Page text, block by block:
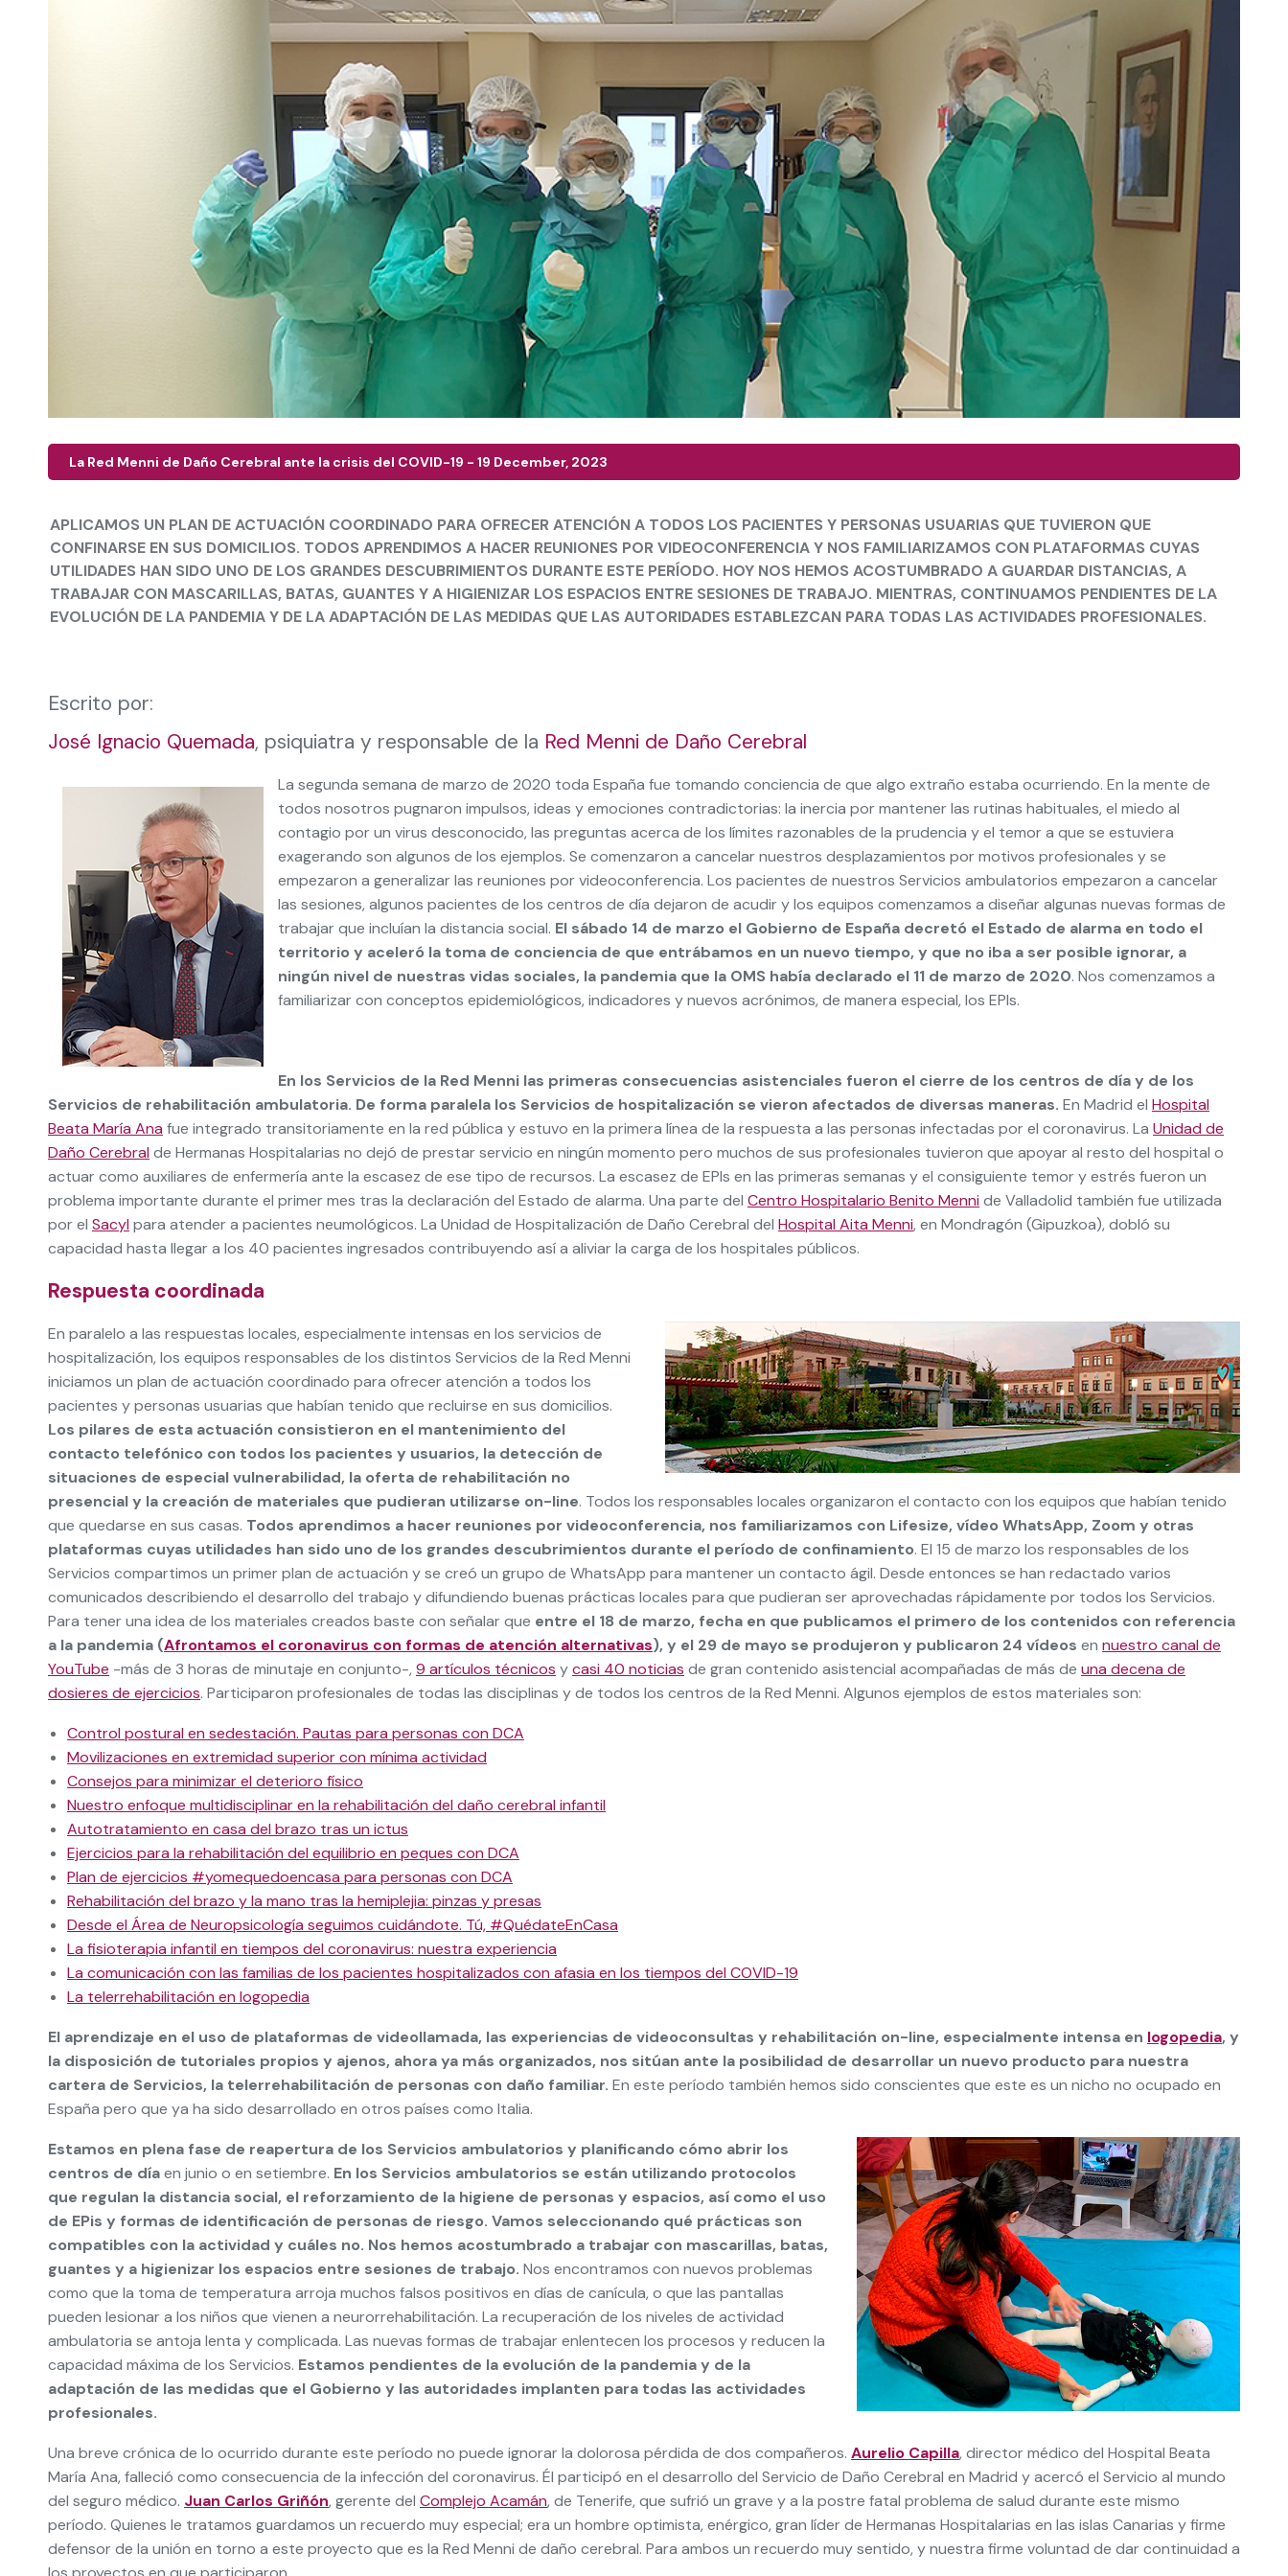
La Red Menni de Daño Cerebral ante la crisis del COVID-19 - 19 December, 2023
APLICAMOS UN PLAN DE ACTUACIÓN COORDINADO PARA OFRECER ATENCIÓN A TODOS LOS PACIENTES Y PERSONAS USUARIAS QUE TUVIERON QUE
CONFINARSE EN SUS DOMICILIOS. TODOS APRENDIMOS A HACER REUNIONES POR VIDEOCONFERENCIA Y NOS FAMILIARIZAMOS CON PLATAFORMAS CUYAS
UTILIDADES HAN SIDO UNO DE LOS GRANDES DESCUBRIMIENTOS DURANTE ESTE PERÍODO. HOY NOS HEMOS ACOSTUMBRADO A GUARDAR DISTANCIAS, A
TRABAJAR CON MASCARILLAS, BATAS, GUANTES Y A HIGIENIZAR LOS ESPACIOS ENTRE SESIONES DE TRABAJO. MIENTRAS, CONTINUAMOS PENDIENTES DE LA
EVOLUCIÓN DE LA PANDEMIA Y DE LA ADAPTACIÓN DE LAS MEDIDAS QUE LAS AUTORIDADES ESTABLEZCAN PARA TODAS LAS ACTIVIDADES PROFESIONALES.
Escrito por:
José Ignacio Quemada, psiquiatra y responsable de la Red Menni de Daño Cerebral
La segunda semana de marzo de 2020 toda España fue tomando conciencia de que algo extraño estaba ocurriendo. En la mente de
todos nosotros pugnaron impulsos, ideas y emociones contradictorias: la inercia por mantener las rutinas habituales, el miedo al
contagio por un virus desconocido, las preguntas acerca de los límites razonables de la prudencia y el temor a que se estuviera
exagerando son algunos de los ejemplos. Se comenzaron a cancelar nuestros desplazamientos por motivos profesionales y se
empezaron a generalizar las reuniones por videoconferencia. Los pacientes de nuestros Servicios ambulatorios empezaron a cancelar
las sesiones, algunos pacientes de los centros de día dejaron de acudir y los equipos comenzamos a diseñar algunas nuevas formas de
trabajar que incluían la distancia social. El sábado 14 de marzo el Gobierno de España decretó el Estado de alarma en todo el
territorio y aceleró la toma de conciencia de que entrábamos en un nuevo tiempo, y que no iba a ser posible ignorar, a
ningún nivel de nuestras vidas sociales, la pandemia que la OMS había declarado el 11 de marzo de 2020. Nos comenzamos a
familiarizar con conceptos epidemiológicos, indicadores y nuevos acrónimos, de manera especial, los EPIs.
En los Servicios de la Red Menni las primeras consecuencias asistenciales fueron el cierre de los centros de día y de los
Servicios de rehabilitación ambulatoria. De forma paralela los Servicios de hospitalización se vieron afectados de diversas maneras. En Madrid el Hospital
Beata María Ana fue integrado transitoriamente en la red pública y estuvo en la primera línea de la respuesta a las personas infectadas por el coronavirus. La Unidad de
Daño Cerebral de Hermanas Hospitalarias no dejó de prestar servicio en ningún momento pero muchos de sus profesionales tuvieron que apoyar al resto del hospital o
actuar como auxiliares de enfermería ante la escasez de ese tipo de recursos. La escasez de EPIs en las primeras semanas y el consiguiente temor y estrés fueron un
problema importante durante el primer mes tras la declaración del Estado de alarma. Una parte del Centro Hospitalario Benito Menni de Valladolid también fue utilizada
por el Sacyl para atender a pacientes neumológicos. La Unidad de Hospitalización de Daño Cerebral del Hospital Aita Menni, en Mondragón (Gipuzkoa), dobló su
capacidad hasta llegar a los 40 pacientes ingresados contribuyendo así a aliviar la carga de los hospitales públicos.
Respuesta coordinada
En paralelo a las respuestas locales, especialmente intensas en los servicios de
hospitalización, los equipos responsables de los distintos Servicios de la Red Menni
iniciamos un plan de actuación coordinado para ofrecer atención a todos los
pacientes y personas usuarias que habían tenido que recluirse en sus domicilios.
Los pilares de esta actuación consistieron en el mantenimiento del
contacto telefónico con todos los pacientes y usuarios, la detección de
situaciones de especial vulnerabilidad, la oferta de rehabilitación no
presencial y la creación de materiales que pudieran utilizarse on-line. Todos los responsables locales organizaron el contacto con los equipos que habían tenido
que quedarse en sus casas. Todos aprendimos a hacer reuniones por videoconferencia, nos familiarizamos con Lifesize, vídeo WhatsApp, Zoom y otras
plataformas cuyas utilidades han sido uno de los grandes descubrimientos durante el período de confinamiento. El 15 de marzo los responsables de los
Servicios compartimos un primer plan de actuación y se creó un grupo de WhatsApp para mantener un contacto ágil. Desde entonces se han redactado varios
comunicados describiendo el desarrollo del trabajo y difundiendo buenas prácticas locales para que pudieran ser aprovechadas rápidamente por todos los Servicios.
Para tener una idea de los materiales creados baste con señalar que entre el 18 de marzo, fecha en que publicamos el primero de los contenidos con referencia
a la pandemia (Afrontamos el coronavirus con formas de atención alternativas), y el 29 de mayo se produjeron y publicaron 24 vídeos en nuestro canal de
YouTube -más de 3 horas de minutaje en conjunto-, 9 artículos técnicos ycasi 40 noticias de gran contenido asistencial acompañadas de más de una decena de
dosieres de ejercicios. Participaron profesionales de todas las disciplinas y de todos los centros de la Red Menni. Algunos ejemplos de estos materiales son:
Control postural en sedestación. Pautas para personas con DCA
Movilizaciones en extremidad superior con mínima actividad
Consejos para minimizar el deterioro físico
Nuestro enfoque multidisciplinar en la rehabilitación del daño cerebral infantil
Autotratamiento en casa del brazo tras un ictus
Ejercicios para la rehabilitación del equilibrio en peques con DCA
Plan de ejercicios #yomequedoencasa para personas con DCA
Rehabilitación del brazo y la mano tras la hemiplejia: pinzas y presas
Desde el Área de Neuropsicología seguimos cuidándote. Tú, #QuédateEnCasa
La fisioterapia infantil en tiempos del coronavirus: nuestra experiencia
La comunicación con las familias de los pacientes hospitalizados con afasia en los tiempos del COVID-19
La telerrehabilitación en logopedia
El aprendizaje en el uso de plataformas de videollamada, las experiencias de videoconsultas y rehabilitación on-line, especialmente intensa en logopedia, y
la disposición de tutoriales propios y ajenos, ahora ya más organizados, nos sitúan ante la posibilidad de desarrollar un nuevo producto para nuestra
cartera de Servicios, la telerrehabilitación de personas con daño familiar. En este período también hemos sido conscientes que este es un nicho no ocupado en
España pero que ya ha sido desarrollado en otros países como Italia.
Estamos en plena fase de reapertura de los Servicios ambulatorios y planificando cómo abrir los
centros de díaen junio o en setiembre. En los Servicios ambulatorios se están utilizando protocolos
que regulan la distancia social, el reforzamiento de la higiene de personas y espacios, así como el uso
de EPis y formas de identificación de personas de riesgo. Vamos seleccionando qué prácticas son
compatibles con la actividad y cuáles no. Nos hemos acostumbrado a trabajar con mascarillas, batas,
guantes y a higienizar los espacios entre sesiones de trabajo. Nos encontramos con nuevos problemas
como que la toma de temperatura arroja muchos falsos positivos en días de canícula, o que las pantallas
pueden lesionar a los niños que vienen a neurorrehabilitación. La recuperación de los niveles de actividad
ambulatoria se antoja lenta y complicada. Las nuevas formas de trabajar enlentecen los procesos y reducen la
capacidad máxima de los Servicios. Estamos pendientes de la evolución de la pandemia y de la
adaptación de las medidas que el Gobierno y las autoridades implanten para todas las actividades
profesionales.
Una breve crónica de lo ocurrido durante este período no puede ignorar la dolorosa pérdida de dos compañeros. Aurelio Capilla, director médico del Hospital Beata
María Ana, falleció como consecuencia de la infección del coronavirus. Él participó en el desarrollo del Servicio de Daño Cerebral en Madrid y acercó el Servicio al mundo
del seguro médico. Juan Carlos Griñón, gerente del Complejo Acamán, de Tenerife, que sufrió un grave y a la postre fatal problema de salud durante este mismo
período. Quienes le tratamos guardamos un recuerdo muy especial; era un hombre optimista, enérgico, gran líder de Hermanas Hospitalarias en las islas Canarias y firme
defensor de la unión en torno a este proyecto que es la Red Menni de daño cerebral. Para ambos un recuerdo muy sentido, y nuestra firme voluntad de dar continuidad a